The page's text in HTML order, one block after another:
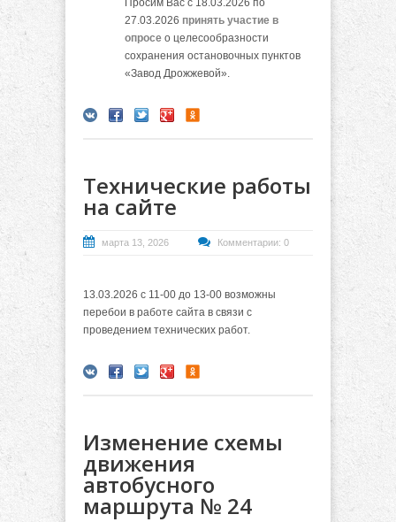
Просим Вас с 18.03.2026 по
27.03.2026 принять участие в
опросе о целесообразности
сохранения остановочных пунктов
«Завод Дрожжевой».
Технические работы
на сайте
марта 13, 2026 Комментарии: 0
13.03.2026 с 11-00 до 13-00 возможны
перебои в работе сайта в связи с
проведением технических работ.
Изменение схемы
движения
автобусного
маршрута № 24